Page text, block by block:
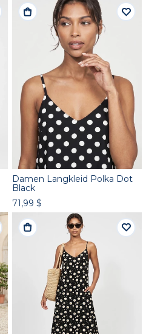
Damen Langkleid Polka Dot
Black
71,99 $